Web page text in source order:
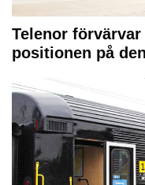
Telenor
positionen på